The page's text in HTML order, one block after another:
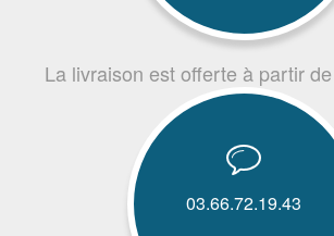
La livraison est offerte à partir
03.66.72.19.43